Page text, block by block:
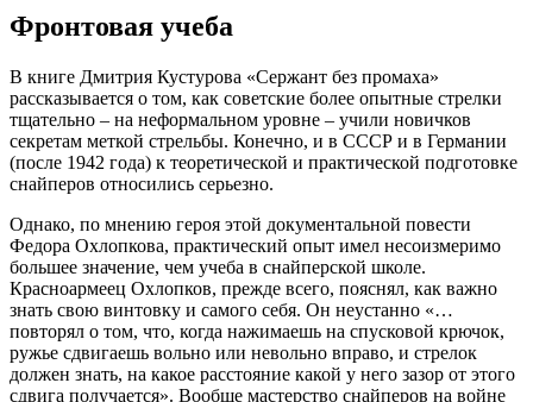
Фронтовая учеба
В книге Дмитрия Кустурова «Сержант без промаха»
рассказывается о том, как советские более опытные стрелки
тщательно – на неформальном уровне – учили новичков
секретам меткой стрельбы. Конечно, и в СССР и в Германии
(после 1942 года) к теоретической и практической подготовке
снайперов относились серьезно.
Однако, по мнению героя этой документальной повести
Федора Охлопкова, практический опыт имел несоизмеримо
большее значение, чем учеба в снайперской школе.
Красноармеец Охлопков, прежде всего, пояснял, как важно
знать свою винтовку и самого себя. Он неустанно «…
повторял о том, что, когда нажимаешь на спусковой крючок,
ружье сдвигаешь вольно или невольно вправо, и стрелок
должен знать, на какое расстояние какой у него зазор от этого
сдвига получается». Вообще мастерство снайперов на войне